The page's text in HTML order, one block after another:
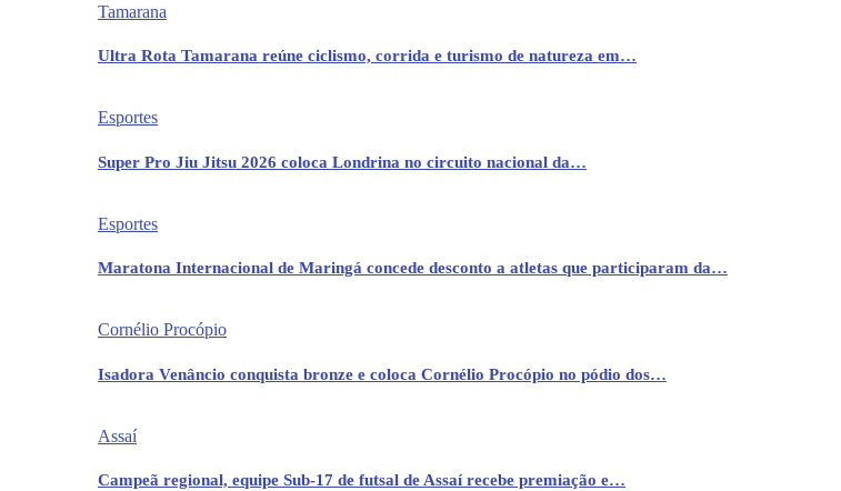
Tamarana
Ultra Rota Tamarana reúne ciclismo, corrida e turismo de natureza em…
Esportes
Super Pro Jiu Jitsu 2026 coloca Londrina no circuito nacional da…
Esportes
Maratona Internacional de Maringá concede desconto a atletas que participaram da…
Cornélio Procópio
Isadora Venâncio conquista bronze e coloca Cornélio Procópio no pódio dos…
Assaí
Campeã regional, equipe Sub-17 de futsal de Assaí recebe premiação e…